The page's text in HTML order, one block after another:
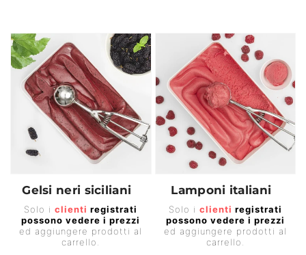
Gelsi neri siciliani
Prezzo
di
Solo iclienti registrati
possono vedere i prezzi
ed aggiungere prodotti al
carrello.
Lamponi italiani
Prezzo
di
Solo i clienti registrati
possono vedere i prezzi
ed aggiungere prodotti al
carrello.